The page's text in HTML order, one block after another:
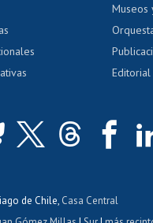
Museos
de Chile, Casa Central